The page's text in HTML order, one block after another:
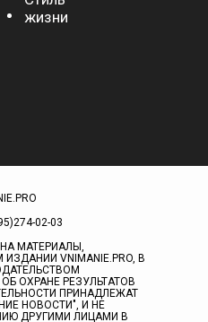
жизни
02-03
МАТЕРИАЛЫ,
VNIMANIE.PRO, В
ОХРАНЕ РЕЗУЛЬТАТОВ
ПРИНАДЛЕЖАТ
НОВОСТИ", И НЕ
ДРУГИМИ ЛИЦАМИ В